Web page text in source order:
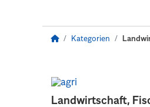
Kategorien
Landwirtschaft,